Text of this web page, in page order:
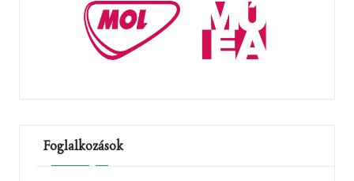
Foglalkozások